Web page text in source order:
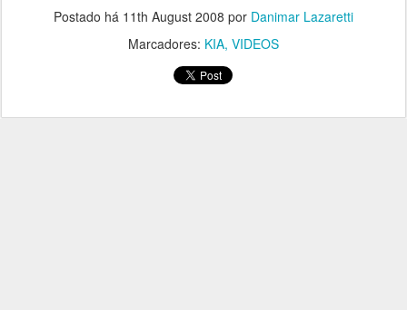
Postado há 11th August 2008 por Danimar Lazaretti
Marcadores: KIA VIDEOS